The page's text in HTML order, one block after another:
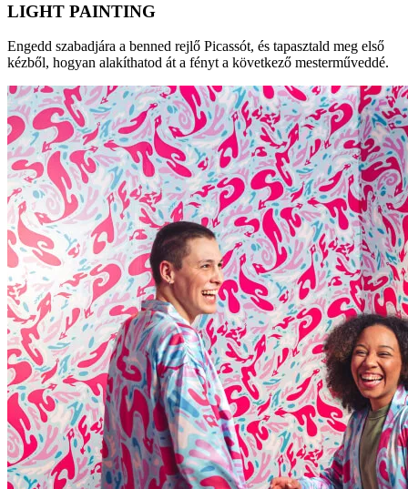
LIGHT PAINTING
Engedd szabadjára a benned rejlő Picassót, és tapasztald meg első
kézből, hogyan alakíthatod át a fényt a következő mesterműveddé.